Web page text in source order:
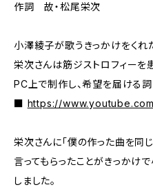
作詞 故・松尾栄次
小澤綾子が歌うきっかけをくれ
栄次さんは筋ジストロフィーを
PC上で制作し、希望を届ける詞
■ https://
栄次さんに「僕の作った曲を同
言ってもらったことがきっかけ
しました。